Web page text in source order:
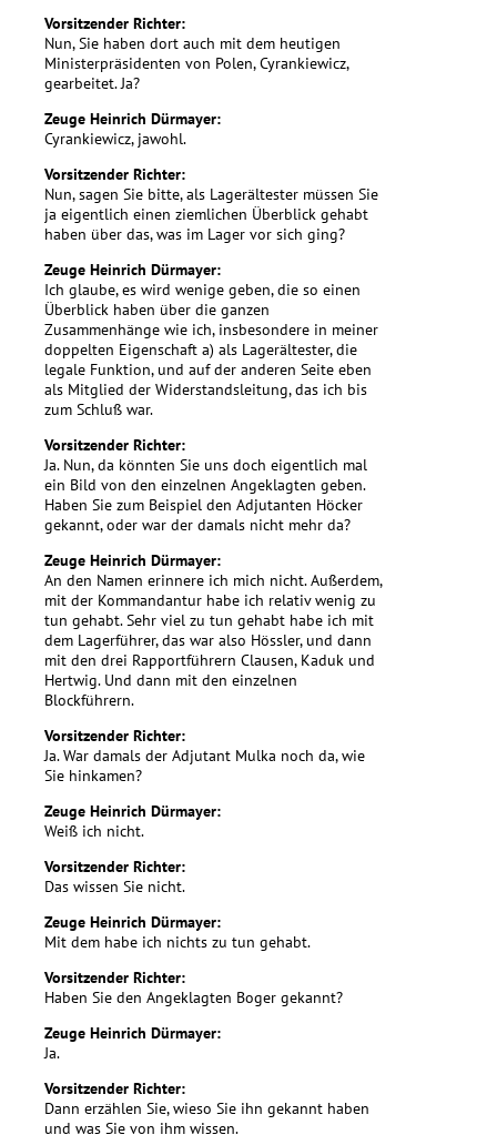
Vorsitzender Richter:
Nun, Sie haben dort auch mit dem heutigen
Ministerpräsidenten von Polen, Cyrankiewicz,
gearbeitet. Ja?
Zeuge Heinrich Dürmayer:
Cyrankiewicz, jawohl.
Vorsitzender Richter:
Nun, sagen Sie bitte, als Lagerältester müssen Sie
ja eigentlich einen ziemlichen Überblick gehabt
haben über das, was im Lager vor sich ging?
Zeuge Heinrich Dürmayer:
Ich glaube, es wird wenige geben, die so einen
Überblick haben über die ganzen
Zusammenhänge wie ich, insbesondere in meiner
doppelten Eigenschaft a) als Lagerältester, die
legale Funktion, und auf der anderen Seite eben
als Mitglied der Widerstandsleitung, das ich bis
zum Schluß war.
Vorsitzender Richter:
Ja. Nun, da könnten Sie uns doch eigentlich mal
ein Bild von den einzelnen Angeklagten geben.
Haben Sie zum Beispiel den Adjutanten Höcker
gekannt, oder war der damals nicht mehr da?
Zeuge Heinrich Dürmayer:
An den Namen erinnere ich mich nicht. Außerdem,
mit der Kommandantur habe ich relativ wenig zu
tun gehabt. Sehr viel zu tun gehabt habe ich mit
dem Lagerführer, das war also Hössler, und dann
mit den drei Rapportführern Clausen, Kaduk und
Hertwig. Und dann mit den einzelnen
Blockführern.
Vorsitzender Richter:
Ja. War damals der Adjutant Mulka noch da, wie
Sie hinkamen?
Zeuge Heinrich Dürmayer:
Weiß ich nicht.
Vorsitzender Richter:
Das wissen Sie nicht.
Zeuge Heinrich Dürmayer:
Mit dem habe ich nichts zu tun gehabt.
Vorsitzender Richter:
Haben Sie den Angeklagten Boger gekannt?
Zeuge Heinrich Dürmayer:
Ja.
Vorsitzender Richter:
Dann erzählen Sie, wieso Sie ihn gekannt haben
und was Sie von ihm wissen.